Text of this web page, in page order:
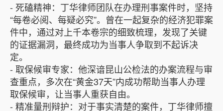
- 死磕精神：丁华律师团队在办理刑事案件时，坚持
“每卷必阅、每疑必究”。曾在一起复杂的经济犯罪案
件中，通过对上千本卷宗的细致梳理，发现了关键
的证据漏洞，最终成功为当事人争取到不起诉决
定。
- 取保候审专家：他深谙昆山公检法的办案流程与审
查重点，多次在“黄金37天”内成功帮助当事人办理
取保候审，让当事人重获自由。
- 精准量刑辩护：对于事实清楚的案件，丁华律师擅